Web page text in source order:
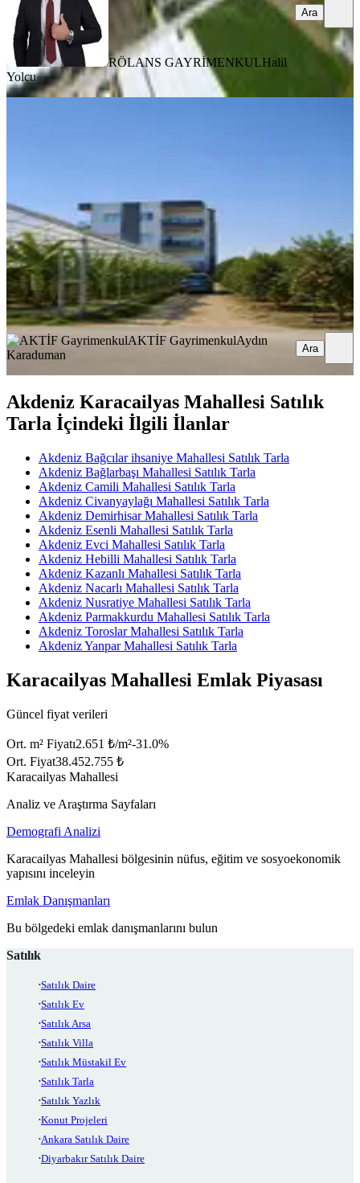
RÖLANS GAYRİMENKULHalil
Yolcu
Ara
9.475/m²
130.000.000 ₺140.000.000 ₺
AKTİF Gayrimenkul Aydın Karaduman
Ara
AKTİF GayrimenkulAydın
Karaduman
Ara
Akdeniz Karacailyas Mahallesi Satılık
Tarla İçindeki İlgili İlanlar
Akdeniz Bağcılar ihsaniye Mahallesi Satılık Tarla
Akdeniz Bağlarbaşı Mahallesi Satılık Tarla
Akdeniz Camili Mahallesi Satılık Tarla
Akdeniz Civanyaylağı Mahallesi Satılık Tarla
Akdeniz Demirhisar Mahallesi Satılık Tarla
Akdeniz Esenli Mahallesi Satılık Tarla
Akdeniz Evci Mahallesi Satılık Tarla
Akdeniz Hebilli Mahallesi Satılık Tarla
Akdeniz Kazanlı Mahallesi Satılık Tarla
Akdeniz Nacarlı Mahallesi Satılık Tarla
Akdeniz Nusratiye Mahallesi Satılık Tarla
Akdeniz Parmakkurdu Mahallesi Satılık Tarla
Akdeniz Toroslar Mahallesi Satılık Tarla
Akdeniz Yanpar Mahallesi Satılık Tarla
Karacailyas Mahallesi Emlak Piyasası
Güncel fiyat verileri
Ort. m² Fiyatı2.651 ₺/m²-31.0%
Ort. Fiyat38.452.755 ₺
Karacailyas Mahallesi
Analiz ve Araştırma Sayfaları
Demografi Analizi
Karacailyas Mahallesi bölgesinin nüfus, eğitim ve sosyoekonomik
yapısını inceleyin
Emlak Danışmanları
Bu bölgedeki emlak danışmanlarını bulun
Satılık
Satılık Daire
Satılık Ev
Satılık Arsa
Satılık Villa
Satılık Müstakil Ev
Satılık Tarla
Satılık Yazlık
Konut Projeleri
Ankara Satılık Daire
Diyarbakır Satılık Daire